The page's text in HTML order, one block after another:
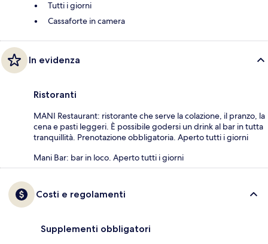
Tutti i giorni
Cassaforte in camera
In evidenza
Ristoranti
MANI Restaurant: ristorante che serve la colazione, il pranzo, la
cena e pasti leggeri. È possibile godersi un drink al bar in tutta
tranquillità. Prenotazione obbligatoria. Aperto tutti i giorni
Mani Bar: bar in loco. Aperto tutti i giorni
Costi e regolamenti
Supplementi obbligatori